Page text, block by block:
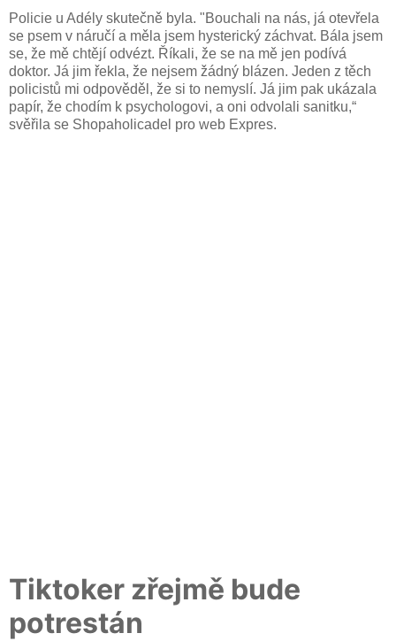
Policie u Adély skutečně byla. "Bouchali na nás, já otevřela
se psem v náručí a měla jsem hysterický záchvat. Bála jsem
se, že mě chtějí odvézt. Říkali, že se na mě jen podívá
doktor. Já jim řekla, že nejsem žádný blázen. Jeden z těch
policistů mi odpověděl, že si to nemyslí. Já jim pak ukázala
papír, že chodím k psychologovi, a oni odvolali sanitku,“
svěřila se Shopaholicadel pro web Expres.
Tiktoker zřejmě bude
potrestán